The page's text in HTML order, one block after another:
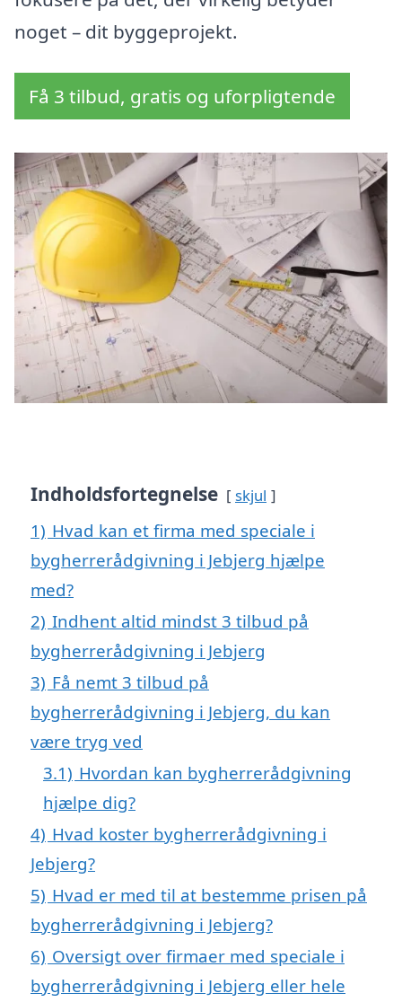
noget – dit byggeprojekt.
Få 3 tilbud, gratis og uforpligtende
Indholdsfortegnelse skjul
1) Hvad kan et firma med speciale i
bygherrerådgivning i Jebjerg hjælpe
med?
2) Indhent altid mindst 3 tilbud på
bygherrerådgivning i Jebjerg
3) Få nemt 3 tilbud på
bygherrerådgivning i Jebjerg, du kan
være tryg ved
3.1) Hvordan kan bygherrerådgivning
hjælpe dig?
4) Hvad koster bygherrerådgivning i
Jebjerg?
5) Hvad er med til at bestemme prisen på
bygherrerådgivning i Jebjerg?
6) Oversigt over firmaer med speciale i
bygherrerådgivning i Jebjerg eller hele